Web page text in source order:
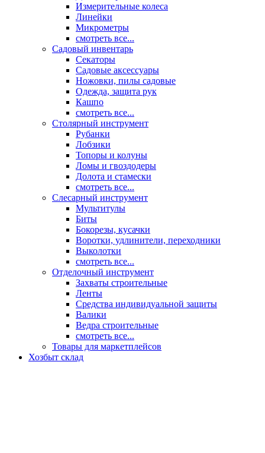
Измерительные колеса
Линейки
Микрометры
смотреть все...
Садовый инвентарь
Секаторы
Садовые аксессуары
Ножовки, пилы садовые
Одежда, защита рук
Кашпо
смотреть все...
Столярный инструмент
Рубанки
Лобзики
Топоры и колуны
Ломы и гвоздодеры
Долота и стамески
смотреть все...
Слесарный инструмент
Мультитулы
Биты
Бокорезы, кусачки
Воротки, удлинители, переходники
Выколотки
смотреть все...
Отделочный инструмент
Захваты строительные
Ленты
Средства индивидуальной защиты
Валики
Ведра строительные
смотреть все...
Товары для маркетплейсов
Хозбыт склад